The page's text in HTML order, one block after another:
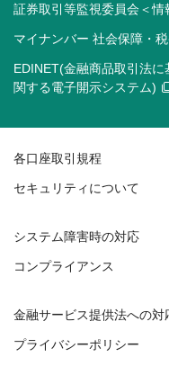
証券取引等監視委員会＜情
マイナンバー 社会保障・
EDINET(金融商品取引法
関する電子開示システム)
各口座取引規程
セキュリティについて
システム障害時の対応
コンプライアンス
金融サービス提供法への対
プライバシーポリシー